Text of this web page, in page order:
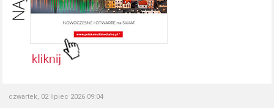
czwartek, 02 lipiec 2026 09:04